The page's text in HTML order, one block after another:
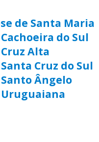
de Santa Maria
do Sul
Alta
Cruz do Sul
Ângelo
Uruguaiana